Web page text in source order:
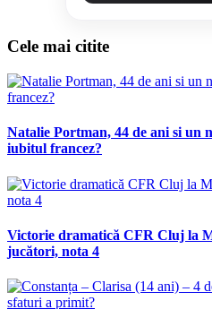
Cele mai citite
Natalie Portman, 44 de ani si un
iubitul francez?
Victorie dramatică CFR Cluj la
jucători, nota 4